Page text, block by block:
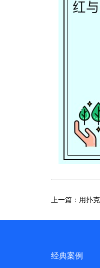
上一篇：用扑
经典案例